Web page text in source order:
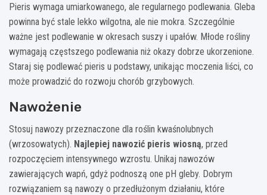
Pieris wymaga umiarkowanego, ale regularnego podlewania. Gleba
powinna być stale lekko wilgotna, ale nie mokra. Szczególnie
ważne jest podlewanie w okresach suszy i upałów. Młode rośliny
wymagają częstszego podlewania niż okazy dobrze ukorzenione.
Staraj się podlewać pieris u podstawy, unikając moczenia liści, co
może prowadzić do rozwoju chorób grzybowych.
Nawożenie
Stosuj nawozy przeznaczone dla roślin kwaśnolubnych
(wrzosowatych). Najlepiej nawozić pieris wiosną, przed
rozpoczęciem intensywnego wzrostu. Unikaj nawozów
zawierających wapń, gdyż podnoszą one pH gleby. Dobrym
rozwiązaniem są nawozy o przedłużonym działaniu, które